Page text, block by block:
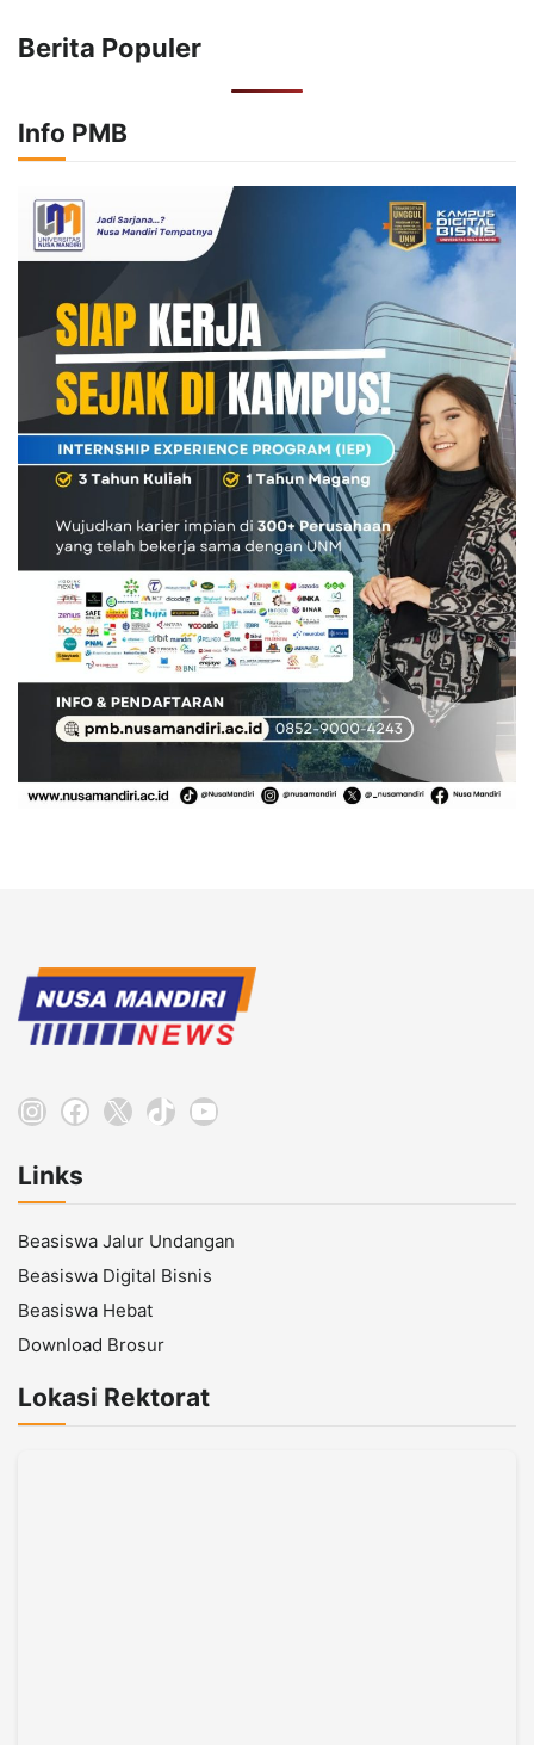
Berita Populer
Info PMB
Instagram
Facebook
X TikTokYouTube
Links
Beasiswa Jalur Undangan
Beasiswa Digital Bisnis
Beasiswa Hebat
Download Brosur
Lokasi Rektorat